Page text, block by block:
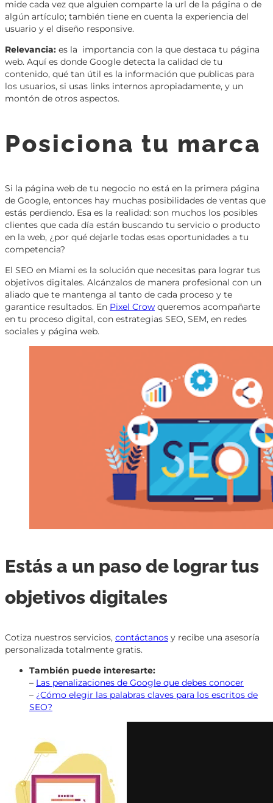
mide cada vez que alguien comparte la url de la página o de
algún artículo; también tiene en cuenta la experiencia del
usuario y el diseño responsive.
Relevancia: es la importancia con la que destaca tu página
web. Aquí es donde Google detecta la calidad de tu
contenido, qué tan útil es la información que publicas para
los usuarios, si usas links internos apropiadamente, y un
montón de otros aspectos.
Posiciona tu marca
Si la página web de tu negocio no está en la primera página
de Google, entonces hay muchas posibilidades de ventas que
estás perdiendo. Esa es la realidad: son muchos los posibles
clientes que cada día están buscando tu servicio o producto
en la web, ¿por qué dejarle todas esas oportunidades a tu
competencia?
El SEO en Miami es la solución que necesitas para lograr tus
objetivos digitales. Alcánzalos de manera profesional con un
aliado que te mantenga al tanto de cada proceso y te
garantice resultados. En Pixel Crow queremos acompañarte
en tu proceso digital, con estrategias SEO, SEM, en redes
sociales y página web.
Estás a un paso de lograr tus
objetivos digitales
Cotiza nuestros servicios, contáctanos y recibe una asesoría
personalizada totalmente gratis.
También puede interesarte:
– Las penalizaciones de Google que debes conocer
– ¿Cómo elegir las palabras claves para los escritos de
SEO?